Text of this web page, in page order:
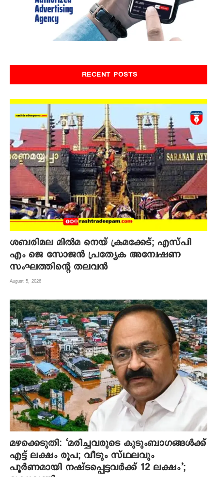
RECENT POSTS
ശബരിമല മില്‍മ നെയ് ക്രമക്കേട്; എസ്പി
എം ജെ സോജന്‍ പ്രത്യേക അന്വേഷണ
സംഘത്തിന്റെ തലവന്‍
August 5, 2026
മഴക്കെടുതി: ‘മരിച്ചവരുടെ കുടുംബാഗങ്ങൾക്ക്
എട്ട് ലക്ഷം രൂപ; വീടും സ്ഥലവും
പൂർണമായി നഷ്ടപ്പെട്ടവർക്ക് 12 ലക്ഷം’;